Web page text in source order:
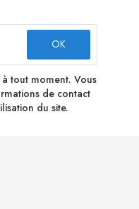
tout moment. Vous
de contact
du site.